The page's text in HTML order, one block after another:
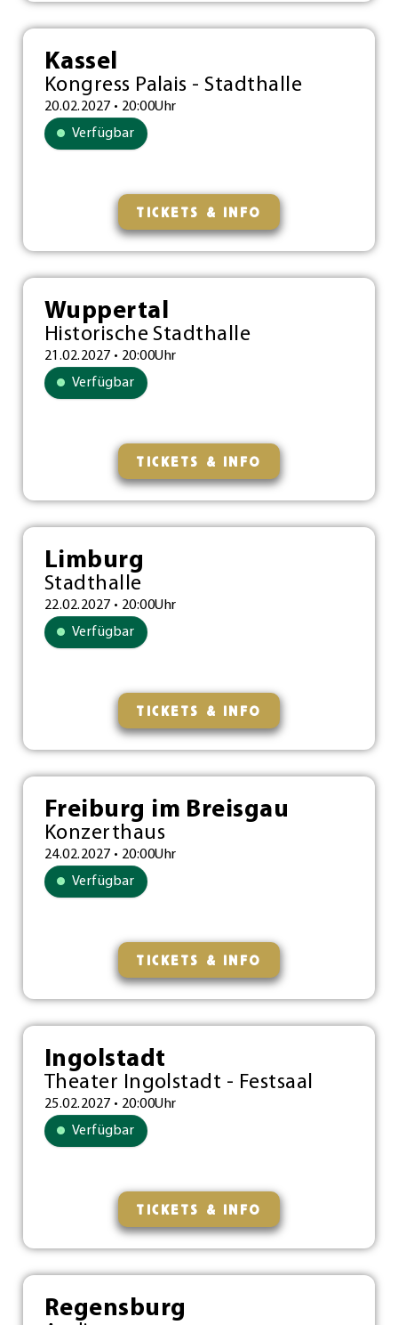
Kassel
Kongress Palais - Stadthalle
20.02.2027 • 20:00Uhr
Verfügbar
TICKETS & INFO
Wuppertal
Historische Stadthalle
21.02.2027 • 20:00Uhr
Verfügbar
TICKETS & INFO
Limburg
Stadthalle
22.02.2027 • 20:00Uhr
Verfügbar
TICKETS & INFO
Freiburg im Breisgau
Konzerthaus
24.02.2027 • 20:00Uhr
Verfügbar
TICKETS & INFO
Ingolstadt
Theater Ingolstadt - Festsaal
25.02.2027 • 20:00Uhr
Verfügbar
TICKETS & INFO
Regensburg